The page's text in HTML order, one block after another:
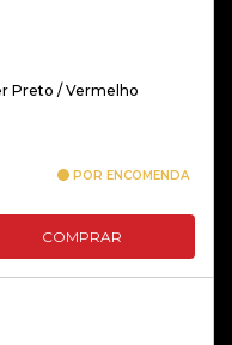
Preto / Vermelho
POR ENCOMENDA
COMPRAR